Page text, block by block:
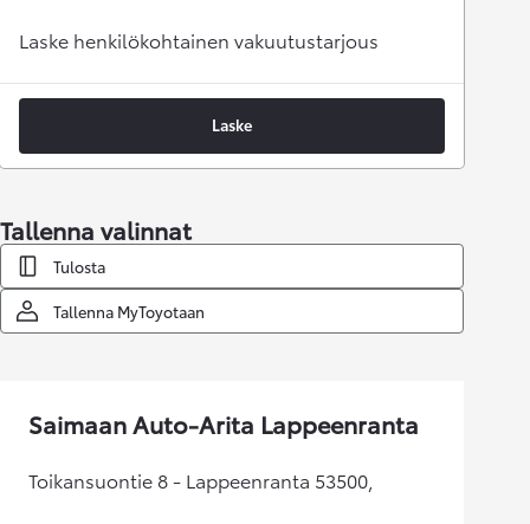
Laske henkilökohtainen vakuutustarjous
Laske
Tallenna valinnat
Tulosta
Tallenna MyToyotaan
Saimaan Auto-Arita Lappeenranta
Toikansuontie 8 - Lappeenranta 53500,